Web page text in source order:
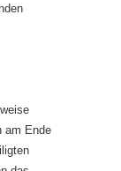
am Ende